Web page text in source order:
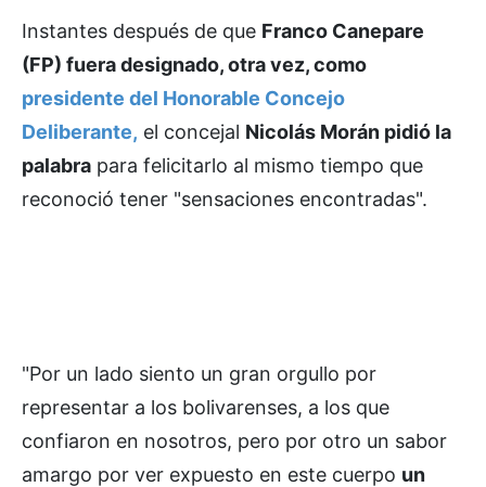
Instantes después de que Franco Canepare
(FP) fuera designado, otra vez, como
presidente del Honorable Concejo
Deliberante, el concejal Nicolás Morán pidió la
palabra para felicitarlo al mismo tiempo que
reconoció tener "sensaciones encontradas".
"Por un lado siento un gran orgullo por
representar a los bolivarenses, a los que
confiaron en nosotros, pero por otro un sabor
amargo por ver expuesto en este cuerpo un